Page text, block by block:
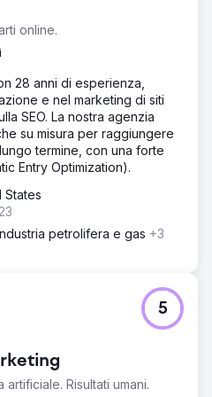
agenzia
online.
28 anni di esperienza,
e nel marketing di siti
SEO. La nostra agenzia
su misura per raggiungere
termine, con una forte
Entry Optimization).
States
petrolifera e gas +3
Risultati umani.
5